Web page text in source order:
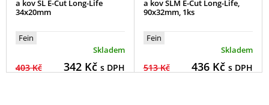
a kov SL E-Cut Long-Life
34x20mm
Fein
Skladem
403 Kč 342Kč s DPH
a kov SLM E-Cut Long-Life,
90x32mm, 1ks
Fein
Skladem
513 Kč 436Kč s DPH